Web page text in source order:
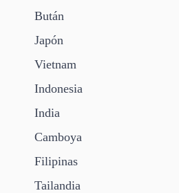
Bután
Japón
Vietnam
Indonesia
India
Camboya
Filipinas
Tailandia